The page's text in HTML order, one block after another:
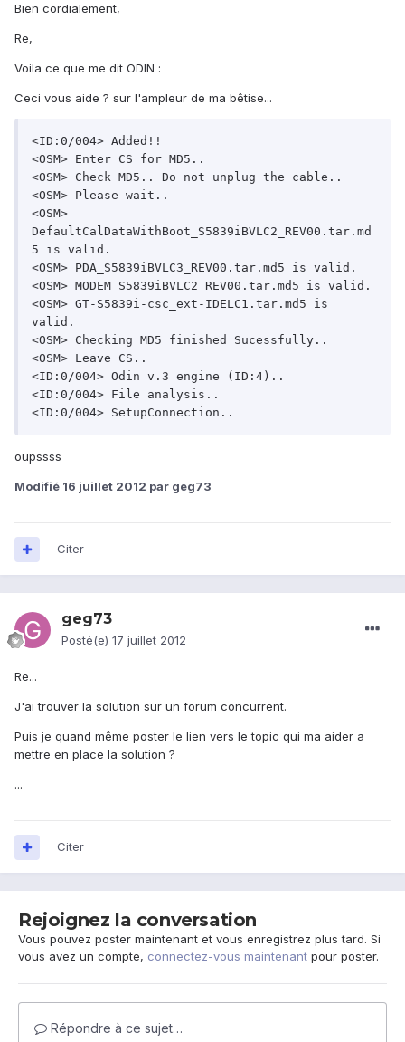
Bien cordialement,
Re,
Voila ce que me dit ODIN :
Ceci vous aide ? sur l'ampleur de ma bêtise...
<ID:0/004> Added!!
<OSM> Enter CS for MD5..
<OSM> Check MD5.. Do not unplug the cable..
<OSM> Please wait..
<OSM>
DefaultCalDataWithBoot_S5839iBVLC2_REV00.tar.md
5 is valid.
<OSM> PDA_S5839iBVLC3_REV00.tar.md5 is valid.
<OSM> MODEM_S5839iBVLC2_REV00.tar.md5 is valid.
<OSM> GT-S5839i-csc_ext-IDELC1.tar.md5 is
valid.
<OSM> Checking MD5 finished Sucessfully..
<OSM> Leave CS..
<ID:0/004> Odin v.3 engine (ID:4)..
<ID:0/004> File analysis..
<ID:0/004> SetupConnection..
oupssss
Modifié 16 juillet 2012 par geg73
Citer
geg73
Posté(e) 17 juillet 2012
Re...
J'ai trouver la solution sur un forum concurrent.
Puis je quand même poster le lien vers le topic qui ma aider a
mettre en place la solution ?
...
Citer
Rejoignez la conversation
Vous pouvez poster maintenant et vous enregistrez plus tard. Si
vous avez un compte, connectez-vous maintenant pour poster.
Répondre à ce sujet…